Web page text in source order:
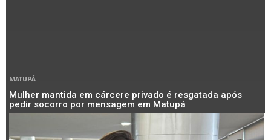
MATUPÁ
Mulher mantida em cárcere privado é resgatada após
pedir socorro por mensagem em Matupá